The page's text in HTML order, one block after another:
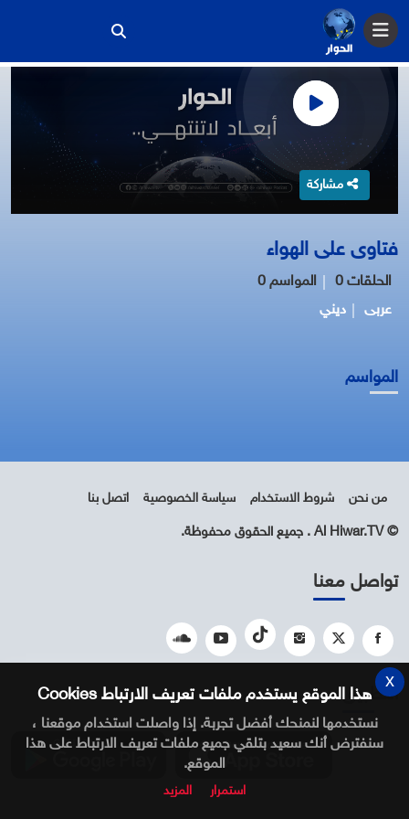
مشاركة
فتاوى على الهواء
0 المواسم
0 الحلقات
ديني
عربى
المواسم
من نحن شروط الاستخدام سياسة الخصوصية اتصل بنا
© Al Hiwar.TV . جميع الحقوق محفوظة.
تواصل معنا
التطبيقهذا الموقع يستخدم ملفات تعريف الارتباط Cookies
نستخدمها لنمنحك أفضل تجربة. إذا واصلت استخدام موقعنا ،
سنفترض أنك سعيد بتلقي جميع ملفات تعريف الارتباط على هذا
الموقع.
استمرار المزيد
x